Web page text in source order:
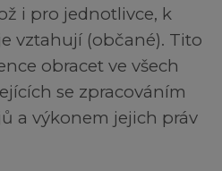
i pro jednotlivce, k
vztahují (občané). Tito
obracet ve všech
se zpracováním
a výkonem jejich práv